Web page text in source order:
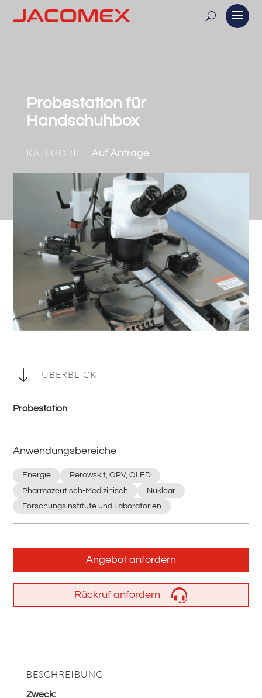
Probestation für
Handschuhbox
KATEGORIE Auf Anfrage
" ÜBERBLICK
Probestation
Anwendungsbereiche
Energie
Perowskit, OPV, OLED
Pharmazeutisch-Medizinisch
Nuklear
Forschungsinstitute und Laboratorien
Angebot anfordern
Rückruf anfordern
BESCHREIBUNG
Zweck: